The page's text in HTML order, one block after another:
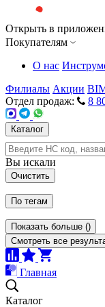
Открыть в
Покупателям
О нас
Филиалы Акции
Отдел продаж:
8
Каталог
Вы искали
Очистить
По тегам
Показать больше ()
Смотреть все
Главная
Каталог